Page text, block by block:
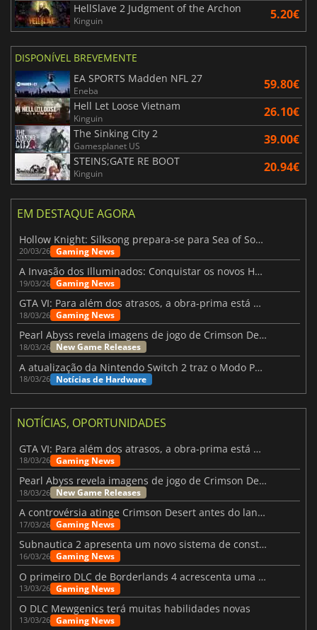
HellSlave 2 Judgment of the Archon
Kinguin 5.20€
DISPONÍVEL BREVEMENTE
EA SPORTS Madden NFL 27
Eneba 59.80€
Hell Let Loose Vietnam
Kinguin 26.10€
The Sinking City 2
Gamesplanet US 39.00€
STEINS;GATE RE BOOT
Kinguin 20.94€
EM DESTAQUE AGORA
Hollow Knight: Silksong prepara-se para Sea of Sorrow com um patch
20/03/26 Gaming News
A Invasão dos Illuminados: Conquistar os novos Helldivers 2 Atualização!
19/03/26 Gaming News
GTA VI: Para além dos atrasos, a obra-prima está quase a chegar
18/03/26 Gaming News
Pearl Abyss revela imagens de jogo de Crimson Desert para a PS5
18/03/26 New Game Releases
A atualização da Nintendo Switch 2 traz o Modo Portátil aos jogos mais antigos da Switch
18/03/26 Notícias de Hardware
NOTÍCIAS, OPORTUNIDADES
GTA VI: Para além dos atrasos, a obra-prima está quase a chegar
18/03/26 Gaming News
Pearl Abyss revela imagens de jogo de Crimson Desert para a PS5
18/03/26 New Game Releases
A controvérsia atinge Crimson Desert antes do lançamento
17/03/26 Gaming News
Subnautica 2 apresenta um novo sistema de construção de bases
16/03/26 Gaming News
O primeiro DLC de Borderlands 4 acrescenta uma nova personagem e muito mais
13/03/26 Gaming News
O DLC Mewgenics terá muitas habilidades novas
13/03/26 Gaming News